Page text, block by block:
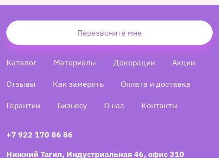
Перезвоните мне
Каталог Материалы Декорации Акции
Отзывы Как замерить Оплата и доставка
Гарантии Бизнесу О нас Контакты
+7 922 170 86 86
Нижний Тагил, Индустриальная 46, офис 310